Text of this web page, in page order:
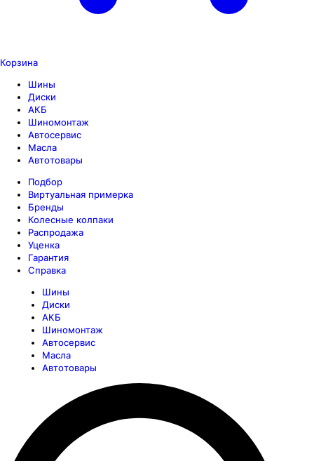
Корзина
Шины
Диски
АКБ
Шиномонтаж
Автосервис
Масла
Автотовары
Подбор
Виртуальная примерка
Бренды
Колесные колпаки
Распродажа
Уценка
Гарантия
Справка
Шины
Диски
АКБ
Шиномонтаж
Автосервис
Масла
Автотовары